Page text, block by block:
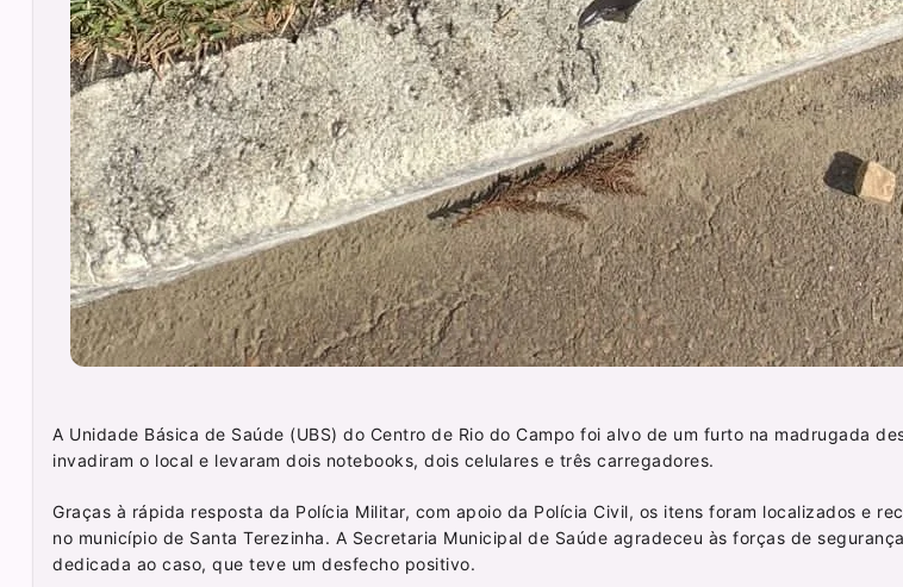
A Unidade Básica de Saúde (UBS) do Centro de Rio do Campo foi alvo de um furto na madrugada
invadiram o local e levaram dois notebooks, dois celulares e três carregadores.
Graças à rápida resposta da Polícia Militar, com apoio da Polícia Civil, os itens foram localizados e
no município de Santa Terezinha. A Secretaria Municipal de Saúde agradeceu às forças de
dedicada ao caso, que teve um desfecho positivo.